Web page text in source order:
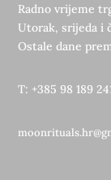
Radno vrijeme
Utorak, srijeda i
Ostale dane
T: +385 98 189